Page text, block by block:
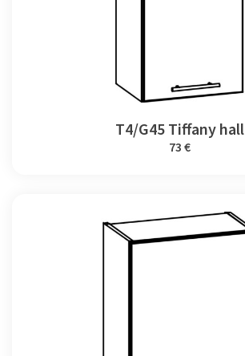
T4/G45 Tiffany hall
73 €